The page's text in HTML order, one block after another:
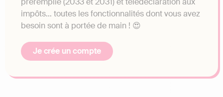
impôts… toutes les fonctionnalités dont vous avez
besoin sont à portée de main ! 😍
Je crée un compte